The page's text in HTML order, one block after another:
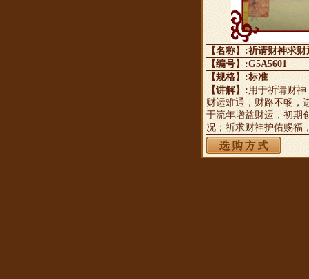
【名称】:祈请财神求
【编号】:G5A5601
【规格】:标准
【讲解】:用于祈请财
财运难通，财路不畅，
于流年增益财运，初期
况；祈求财神护佑赐福